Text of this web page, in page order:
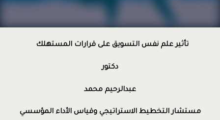
تأثير علم نفس التسويق على قرارات المستهلك
دكتور
عبدالرحيم محمد
مستشار التخطيط الاستراتيجي وقياس الأداء المؤسسي